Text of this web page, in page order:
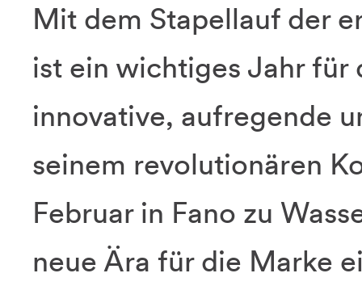
Mit dem Stapellauf der
ist ein wichtiges Jahr
innovative, aufregende
seinem revolutionären
Februar in Fano zu
neue Ära für die Marke